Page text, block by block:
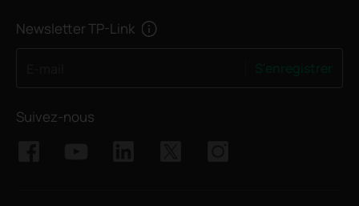
Newsletter TP-Link
Suivez-nous